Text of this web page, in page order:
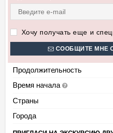
Хочу получать еще и
СООБЩИТЕ МНЕ
Продолжительность
Время начала
Страны
Города